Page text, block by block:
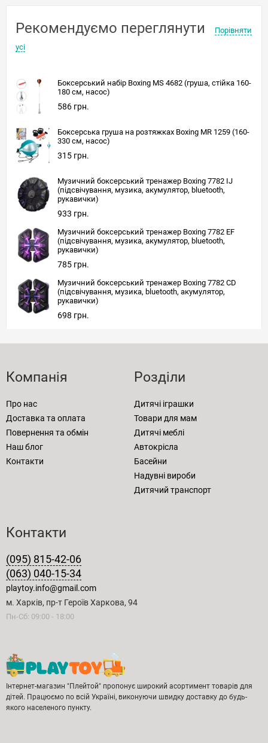
Рекомендуємо переглянути
Порівняти
усі
Боксерський набір Boxing MS 4682 (груша, стійка 160-
180 см, насос)
586 грн.
Боксерська груша на розтяжках Boxing MR 1259 (160-
330 см, насос)
315 грн.
Музичний боксерський тренажер Boxing 7782 IJ
(підсвічування, музика, акумулятор, bluetooth,
рукавички)
933 грн.
Музичний боксерський тренажер Boxing 7782 EF
(підсвічування, музика, акумулятор, bluetooth,
рукавички)
785 грн.
Музичний боксерський тренажер Boxing 7782 CD
(підсвічування, музика, bluetooth, акумулятор,
рукавички)
698 грн.
Компанія
Про нас
Доставка та оплата
Повернення та обмін
Наш блог
Контакти
Розділи
Дитячі іграшки
Товари для мам
Дитячі меблі
Автокрісла
Басейни
Надувні вироби
Дитячий транспорт
Контакти
(095) 815-42-06
(063) 040-15-34
playtoy.info@gmail.com
м. Харків, пр-т Героїв Харкова, 94
Пн-Сб: 09:00 - 18:00
Інтернет-магазин "Плейтой" пропонує широкий асортимент товарів для
дітей. Працюємо по всій Україні, виконуючи швидку доставку до будь-
якого населеного пункту.